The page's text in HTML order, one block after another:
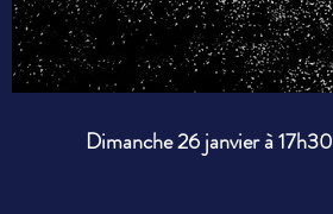
Dimanche 26 janvier à 17h30